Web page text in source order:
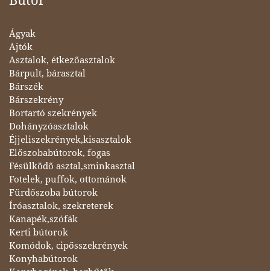
Ágyak
Ajtók
Asztalok, étkezőasztalok
Bárpult, bárasztal
Bárszék
Bárszekrény
Bortartó szekrények
Dohányzóasztalok
Éjjeliszekrények,kisasztalok
Előszobabútorok, fogas
Fésülködő asztal,sminkasztal
Fotelek, puffok, ottománok
Fürdőszoba bútorok
Íróasztalok, szekreterek
Kanapék,szófák
Kerti bútorok
Komódok, cipősszekrények
Konyhabútorok